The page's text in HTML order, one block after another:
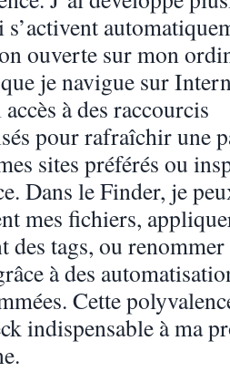
s’activent
ouverte sur mon
je navigue sur
à des raccourcis
pour rafraîchir une
sites préférés ou
Dans le Finder, je
mes fichiers,
des tags, ou
à des
Cette
indispensable à ma